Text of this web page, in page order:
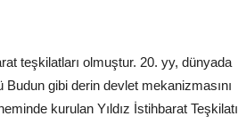
teşkilatları olmuştur. 20. yy, dünyada
gibi derin devlet mekanizmasını
kurulan Yıldız İstihbarat Teşkilatı